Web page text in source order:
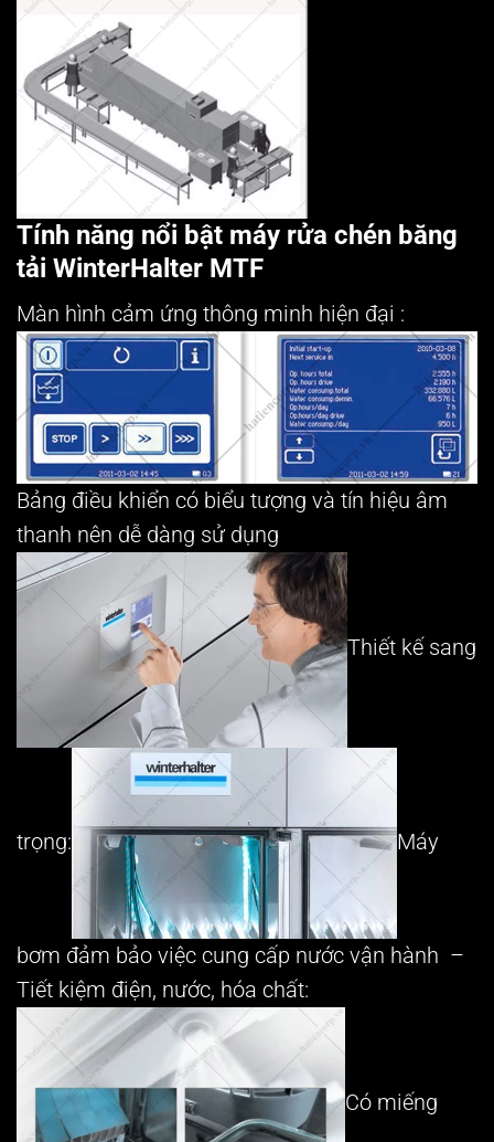
Tính năng nổi bật máy rửa chén băng
tải WinterHalter MTF
Màn hình cảm ứng thông minh hiện đại :
Bảng điều khiển có biểu tượng và tín hiệu âm
thanh nên dễ dàng sử dụng
Thiết kế sang
trọng: Máy
bơm đảm bảo việc cung cấp nước vận hành –
Tiết kiệm điện, nước, hóa chất:
Có miếng